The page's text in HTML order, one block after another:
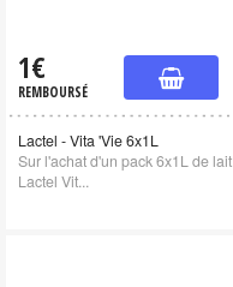
1€
REMBOURSÉ
Lactel - Vita 'Vie 6x1L
Sur l'achat d'un pack 6x1L de lait
Lactel Vit...